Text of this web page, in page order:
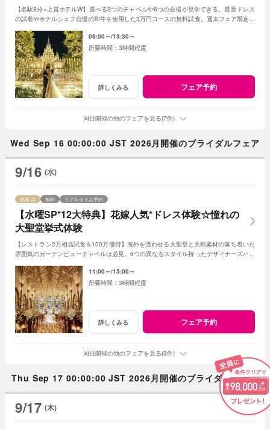
【名駅8分×上質ホテルW】選べる3つのチャペルや6つの会場が見学できる。最新ドレス
の試着やホテルシェフ自慢の和牛を使用した3万円コースの無料試食。週末フェア限定ド
09:00～ 13:30～
3時間程度
詳しくみる フェア予約
同日開催の他のフェアを見る(7件)
Wed Sep 16 00:00:00 JST 2026月開催のブライダルフェア
9/16 (水)
【水曜SP*12大特典】花嫁人気*ドレス体験☆憧れの
大聖堂挙式体験
残席 無料 リアルタイム予約
【レストラン2万相当試食＆100万優待】海外を漂わせる大聖堂と天然素材の落ち着いた
雰囲気のガーデンビューチャペルは必見。6つの異なるスタイル持ったデザイナーズバン
11:00～ 15:00～
3時間程度
詳しくみる フェア予約
同日開催の他のフェアを見る(3件)
Thu Sep 17 00:00:00 JST 2026月開催のブライダルフェア
9/17 (木)